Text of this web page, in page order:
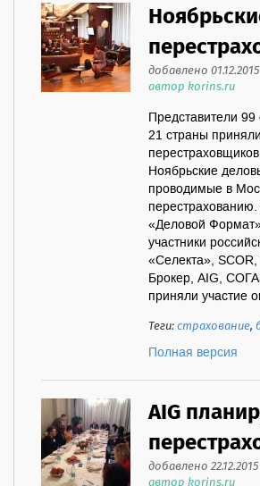
добавлено
автор korins.ru
Представители
21 страны
Ноябрьские
проводимые в
«Деловой
участники
«Селекта»,
Брокер, AIG,
приняли участие
Теги:страхование,
Полная версия
AIG
добавлено